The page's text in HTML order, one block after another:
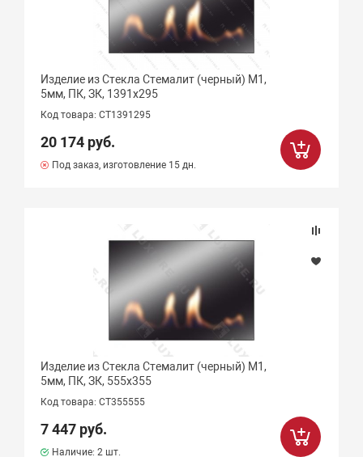
Изделие из Стекла Стемалит (черный) М1,
5мм, ПК, ЗК, 1391х295
Код товара: СТ1391295
20 174 руб.
Под заказ, изготовление 15 дн.
Изделие из Стекла Стемалит (черный) М1,
5мм, ПК, ЗК, 555х355
Код товара: СТ355555
7 447 руб.
Наличие:2 шт.